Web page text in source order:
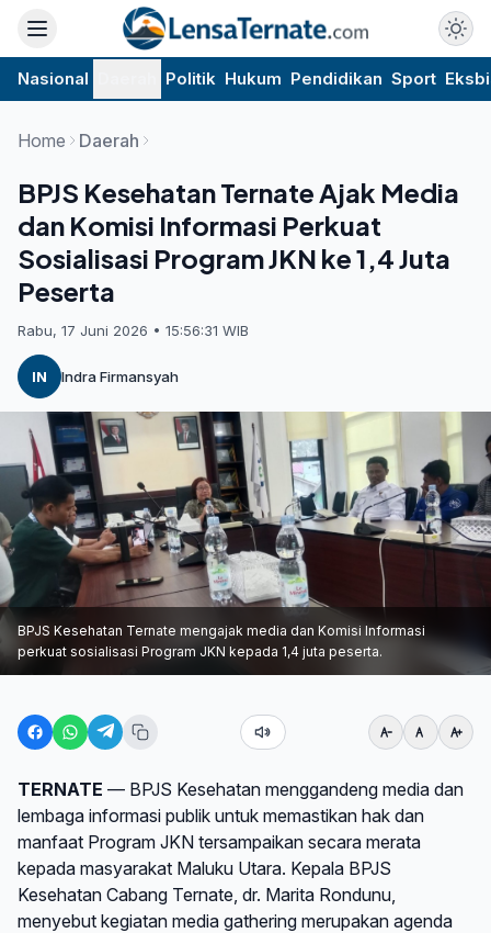
Nasional Politik Hukum Pendidikan Sport
Home Daerah
BPJS Kesehatan Ternate Ajak Media
dan Komisi Informasi Perkuat
Sosialisasi Program JKN ke 1,4 Juta
Peserta
Rabu, 17 Juni 2026 • 15:56:31 WIB
IN Indra Firmansyah
BPJS Kesehatan Ternate mengajak media dan Komisi Informasi
perkuat sosialisasi Program JKN kepada 1,4 juta peserta.
TERNATE — BPJS Kesehatan menggandeng media dan
lembaga informasi publik untuk memastikan hak dan
manfaat Program JKN tersampaikan secara merata
kepada masyarakat Maluku Utara. Kepala BPJS
Kesehatan Cabang Ternate, dr. Marita Rondunu,
menyebut kegiatan media gathering merupakan agenda